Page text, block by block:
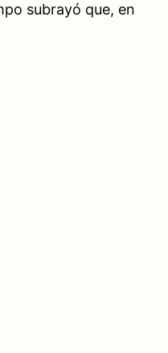
subrayó que, en